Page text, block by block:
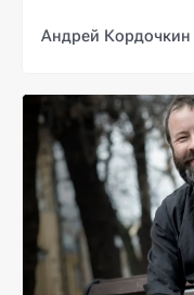
Андрей Кордочкин